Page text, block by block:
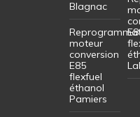
Blagnac
moteur
conversion
E85
flexfuel
éthanol
Pamiers